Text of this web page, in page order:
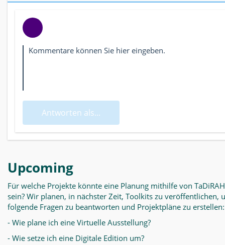
Antworten als...
Upcoming
Für welche Projekte könnte eine Planung mithilfe von
sein? Wir planen, in nächster Zeit, Toolkits zu veröffentlichen,
folgende Fragen zu beantworten und Projektpläne zu erstellen:
- Wie plane ich eine Virtuelle Ausstellung?
- Wie setze ich eine Digitale Edition um?